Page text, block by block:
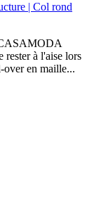
| Col rond
rester à l'aise lors
over en maille...